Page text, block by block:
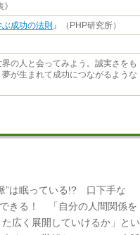
成功の法則 』（PHP研究所）
の人と会ってみよう。誠実さをも
が生まれて成功につながるような
”は眠っている!? 口下手な
できる！ 「自分の人間関係を
広く展開していけるか」とい